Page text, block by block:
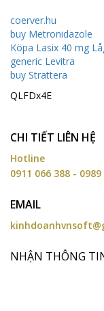
coerver.hu
buy Metronidazole
Köpa Lasix 40 mg
generic Levitra
buy Strattera
QLFDx4E
CHI TIẾT LIÊN HỆ
Hotline
0911 066 388 -
EMAIL
NHẬN THÔNG